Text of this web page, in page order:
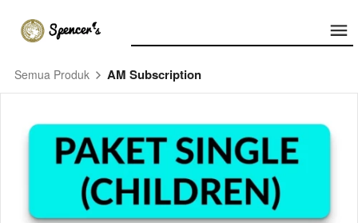
Semua Produk AM Subscription